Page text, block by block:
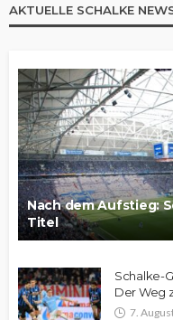
AKTUELLE SCHALKE
Nach dem Aufstieg:
Titel
Schalke-
Der Weg
7.